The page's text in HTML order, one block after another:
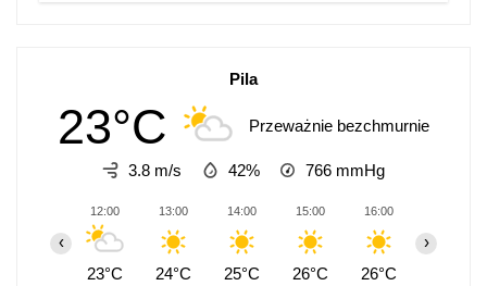
Pila
23°C Przeważnie bezchmurnie
3.8 m/s 42% 766 mmHg
12:00
23°C
13:00
24°C
14:00
25°C
15:00
26°C
16:00
26°C
‹ ›